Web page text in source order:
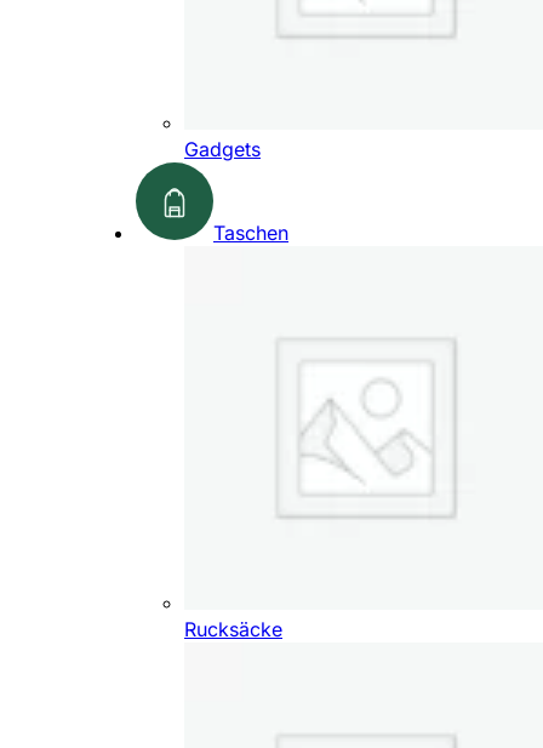
Gadgets
Taschen
Rucksäcke